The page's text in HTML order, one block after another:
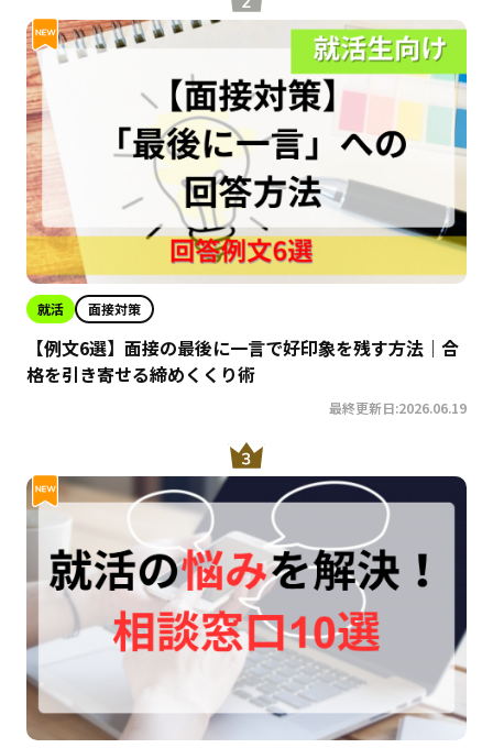
就活 面接対策
【例文6選】面接の最後に一言で好印象を残す方法｜合
格を引き寄せる締めくくり術
最終更新日:2026.06.19